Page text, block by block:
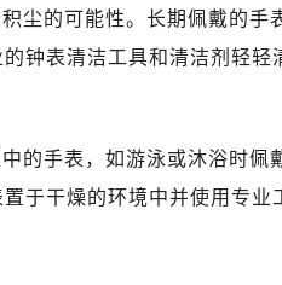
预约）
约）
多斯大厦）23层2326室（需
需提前预约）
尘的可能性。长期佩戴的手
钟表清洁工具和清洁剂轻轻
的手表，如游泳或沐浴时佩
于干燥的环境中并使用专业